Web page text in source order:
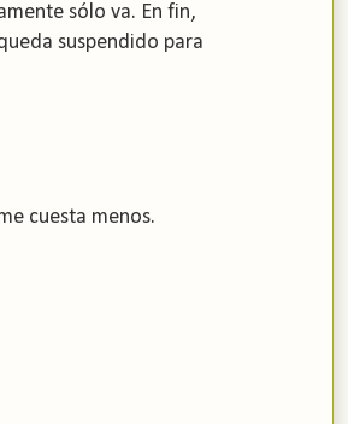
sólo va. En fin,
suspendido para
cuesta menos.